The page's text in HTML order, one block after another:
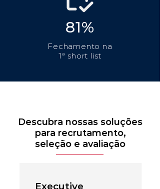
81%
Fechamento na
1ª short list
Descubra nossas soluções
para recrutamento,
seleção e avaliação
Executive